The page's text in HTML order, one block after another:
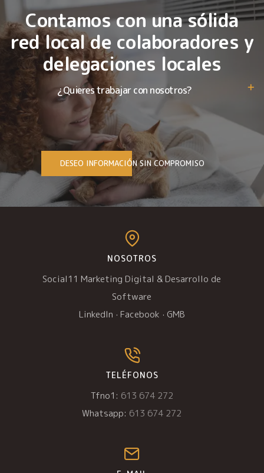
Contamos con una sólida
red local de colaboradores y
delegaciones locales
¿Quieres trabajar con nosotros?
DESEO INFORMACIÓN SIN COMPROMISO
NOSOTROS
Social11 Marketing Digital & Desarrollo de
Software
LinkedIn · Facebook · GMB
TELÉFONOS
Tfno1: 613 674 272
Whatsapp: 613 674 272